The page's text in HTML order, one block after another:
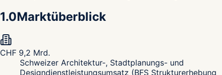
1.0Marktüberblick
CHF 9,2 Mrd.
Schweizer Architektur-, Stadtplanungs- und
Designdienstleistungsumsatz (BFS Strukturerhebung